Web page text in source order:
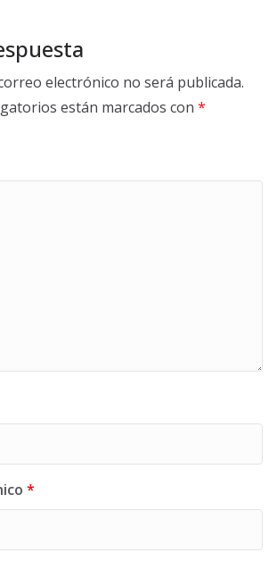
electrónico no será publicada.
están marcados con *
*